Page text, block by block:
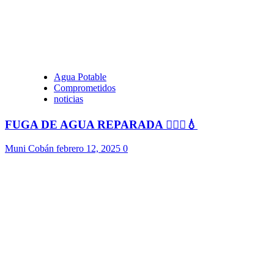
Agua Potable
Comprometidos
noticias
FUGA DE AGUA REPARADA 👷🏻‍♂️💧
Muni Cobán febrero 12, 2025 0